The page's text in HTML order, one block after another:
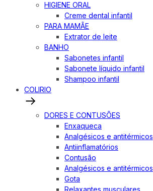
HIGIENE ORAL
Creme dental infantil
PARA MAMÃE
Extrator de leite
BANHO
Sabonetes infantil
Sabonete líquido infantil
Shampoo infantil
COLIRIO
DORES E CONTUSÕES
Enxaqueca
Analgésicos e antitérmicos
Antiinflamatórios
Contusão
Analgésicos e antitérmicos
Gota
Relaxantes musculares